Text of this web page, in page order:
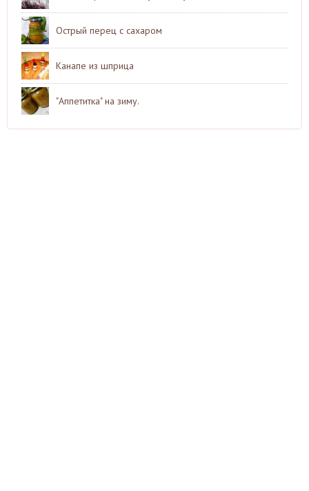
Острый перец с сахаром
Канапе из шприца
"Аппетитка" на зиму.